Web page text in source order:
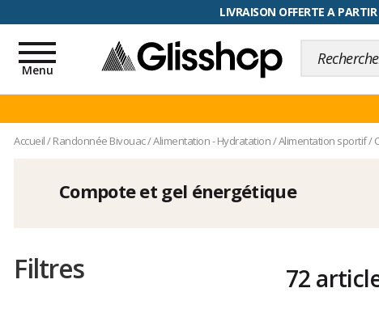
LIVRAISON OFFERTE A
RETOUR FACILITÉ, 100 jours pour
Toggle
navigation
Menu
Accueil/Randonnée Bivouac/Alimentation - Hydratation/Alimentation sportif/
Compote et gel énergétique
Filtres 72